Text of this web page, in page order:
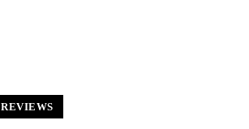
REVIEWS